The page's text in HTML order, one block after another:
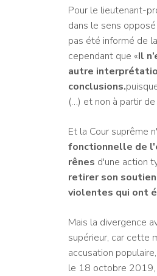
Pour le lieutenant-
dans le sens
pas été informé de
cependant que «Il
autre
conclusions.
(…) et non à partir
Et la Cour suprême
fonctionnelle de
rênes d'une action
retirer son
violentes qui ont
Mais la divergence
supérieur, car cette
accusation
le 18 octobre 2019,